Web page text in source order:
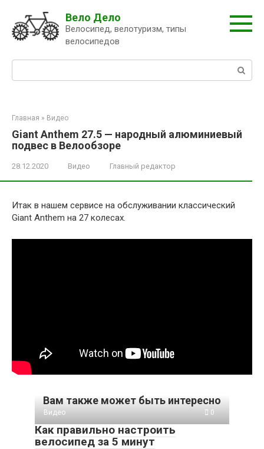
контенту
Вело Дело
Велосипед, велотуризм, типы
велосипедов
Главная » Видео
Giant Anthem 27.5 — народный алюминиевый
подвес в Велообзоре
28.12.2020 Видео Главный редактор
Итак в нашем сервисе на обслуживании классический
Giant Anthem на 27 колесах.
Вам также может быть интересно
Видео 0
Как правильно настроить
велосипед за 5 минут